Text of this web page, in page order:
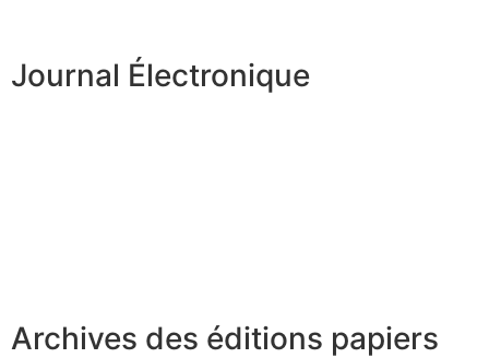
Journal Électronique
Archives des éditions papiers